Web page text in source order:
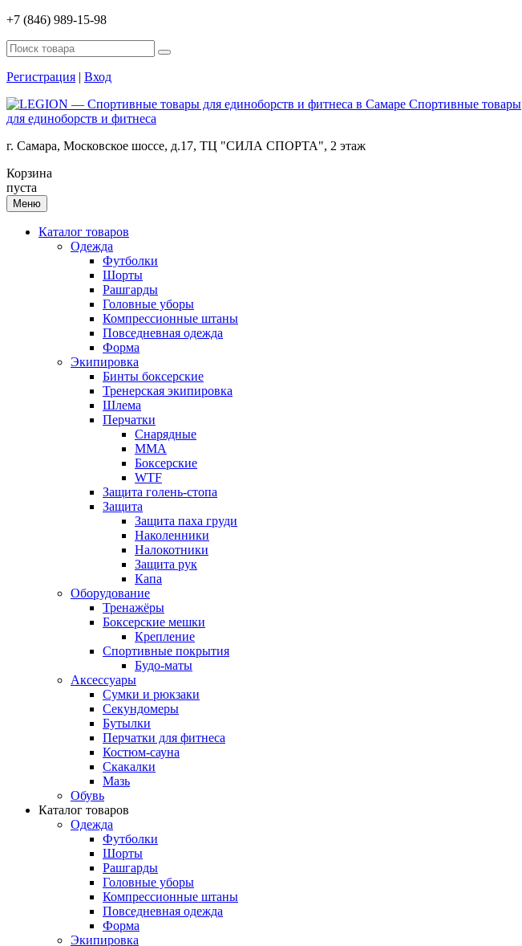
+7 (846) 989-15-98
Регистрация | Вход
Спортивные товары
для единоборств и фитнеса
г. Самара, Московское шоссе, д.17, ТЦ "СИЛА СПОРТА", 2 этаж
Корзина
пуста
Меню
Каталог товаров
Одежда
Футболки
Шорты
Рашгарды
Головные уборы
Компрессионные штаны
Повседневная одежда
Форма
Экипировка
Бинты боксерские
Тренерская экипировка
Шлема
Перчатки
Снарядные
ММА
Боксерские
WTF
Защита голень-стопа
Защита
Защита паха груди
Наколенники
Налокотники
Защита рук
Капа
Оборудование
Тренажёры
Боксерские мешки
Крепление
Спортивные покрытия
Будо-маты
Аксессуары
Сумки и рюкзаки
Секундомеры
Бутылки
Перчатки для фитнеса
Костюм-сауна
Скакалки
Мазь
Обувь
Каталог товаров
Одежда
Футболки
Шорты
Рашгарды
Головные уборы
Компрессионные штаны
Повседневная одежда
Форма
Экипировка